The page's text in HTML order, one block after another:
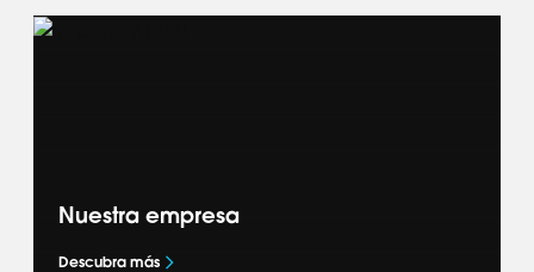
Nuestra empresa
Descubra más